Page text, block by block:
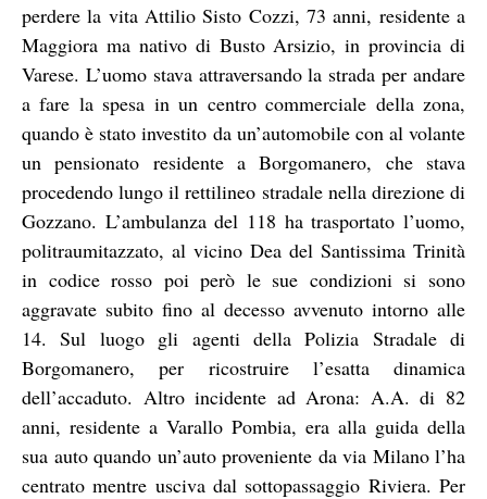
perdere la vita Attilio Sisto Cozzi, 73 anni, residente a
Maggiora ma nativo di Busto Arsizio, in provincia di
Varese. L’uomo stava attraversando la strada per andare
a fare la spesa in un centro commerciale della zona,
quando è stato investito da un’automobile con al volante
un pensionato residente a Borgomanero, che stava
procedendo lungo il rettilineo stradale nella direzione di
Gozzano. L’ambulanza del 118 ha trasportato l’uomo,
politraumitazzato, al vicino Dea del Santissima Trinità
in codice rosso poi però le sue condizioni si sono
aggravate subito fino al decesso avvenuto intorno alle
14. Sul luogo gli agenti della Polizia Stradale di
Borgomanero, per ricostruire l’esatta dinamica
dell’accaduto. Altro incidente ad Arona: A.A. di 82
anni, residente a Varallo Pombia, era alla guida della
sua auto quando un’auto proveniente da via Milano l’ha
centrato mentre usciva dal sottopassaggio Riviera. Per